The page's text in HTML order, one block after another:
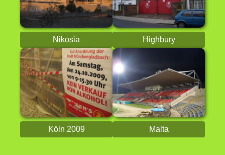
Nikosia Highbury
Köln 2009 Malta